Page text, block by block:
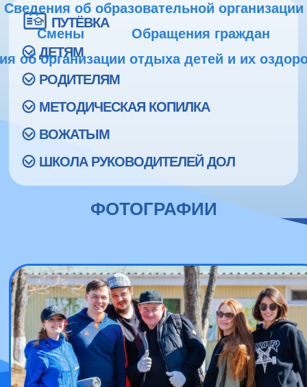
Сведения об образовательной организации
Смены
Обращения граждан
об организации отдыха детей и их
ПУТЁВКА
ДЕТЯМ
РОДИТЕЛЯМ
МЕТОДИЧЕСКАЯ КОПИЛКА
ВОЖАТЫМ
ШКОЛА РУКОВОДИТЕЛЕЙ ДОЛ
ФОТОГРАФИИ